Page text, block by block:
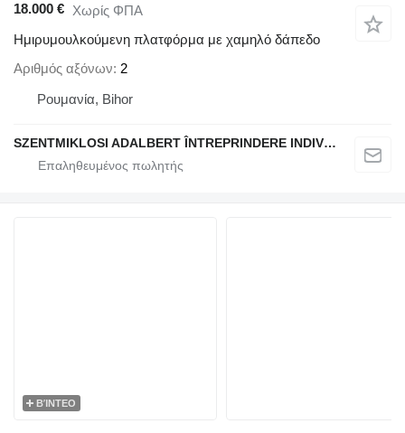
18.000 € Χωρίς ΦΠΑ
Ημιρυμουλκούμενη πλατφόρμα με χαμηλό δάπεδο
Αριθμός αξόνων 2
Ρουμανία, Bihor
SZENTMIKLOSI ADALBERT ÎNTREPRINDERE INDIVIDUALĂ
ΒΊΝΤΕΟ